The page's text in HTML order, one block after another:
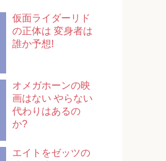
仮面ライダーリド
の正体は 変身者は
誰か予想!
オメガホーンの映
画はない やらない
代わりはあるの
か?
エイトをゼッツの